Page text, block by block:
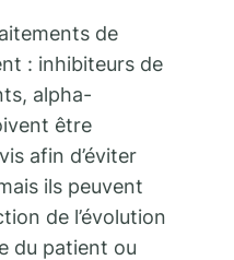
de
: inhibiteurs de
alpha-
être
afin d’éviter
ils peuvent
de l’évolution
du patient ou